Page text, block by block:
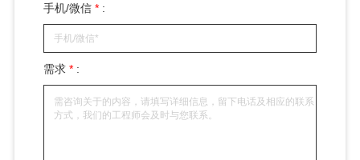
手机/微信* :
需求* :